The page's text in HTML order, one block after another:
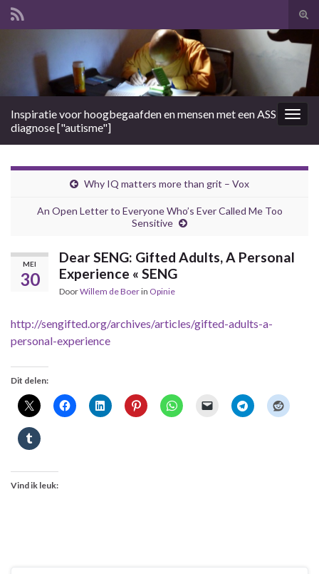
Search for:
Inspiratie voor hoogbegaafden en mensen met een ASS
diagnose ["autisme"]
Why IQ matters more than grit – Vox
An Open Letter to Everyone Who’s Ever Called Me Too
Sensitive
MEI
30
Dear SENG: Gifted Adults, A Personal
Experience « SENG
DoorWillem de Boerin Opinie
http://sengifted.org/archives/articles/gifted-adults-a-
personal-experience
Dit delen:
Vind ik leuk: